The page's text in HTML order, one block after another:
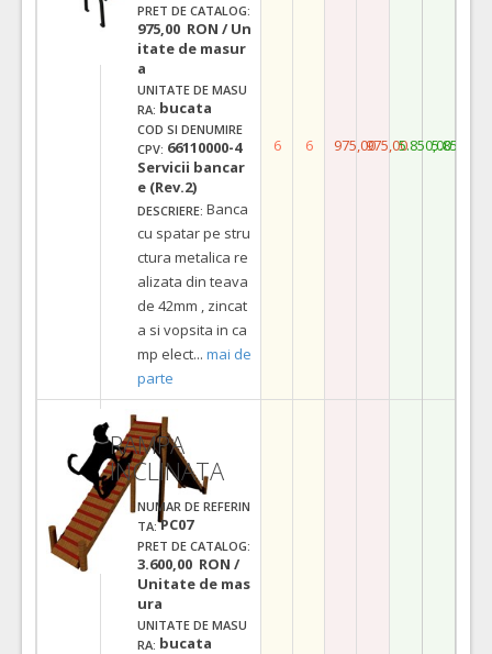
PRET DE CATALOG:
975,00 RON / Un
itate de masur
a
UNITATE DE MASU
RA: bucata
COD SI DENUMIRE
CPV: 66110000-4
Servicii bancar
e (Rev.2)
DESCRIERE: Banca
cu spatar pe stru
ctura metalica re
alizata din teava
de 42mm , zincat
a si vopsita in ca
mp elect... mai de
parte
6 6 975,00975,005.850,005.850,00
RAMPA
INCLINATA
NUMAR DE REFERIN
TA: PC07
PRET DE CATALOG:
3.600,00 RON /
Unitate de mas
ura
UNITATE DE MASU
RA: bucata